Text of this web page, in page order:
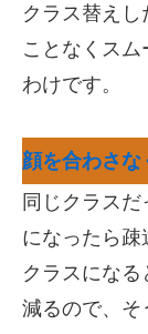
クラス替え
ことなくス
わけです。
顔を合わさな
同じクラス
になったら疎
クラスにな
減るので、そ